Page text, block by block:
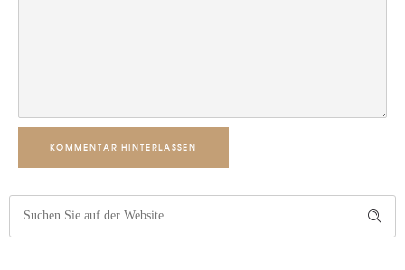
KOMMENTAR HINTERLASSEN